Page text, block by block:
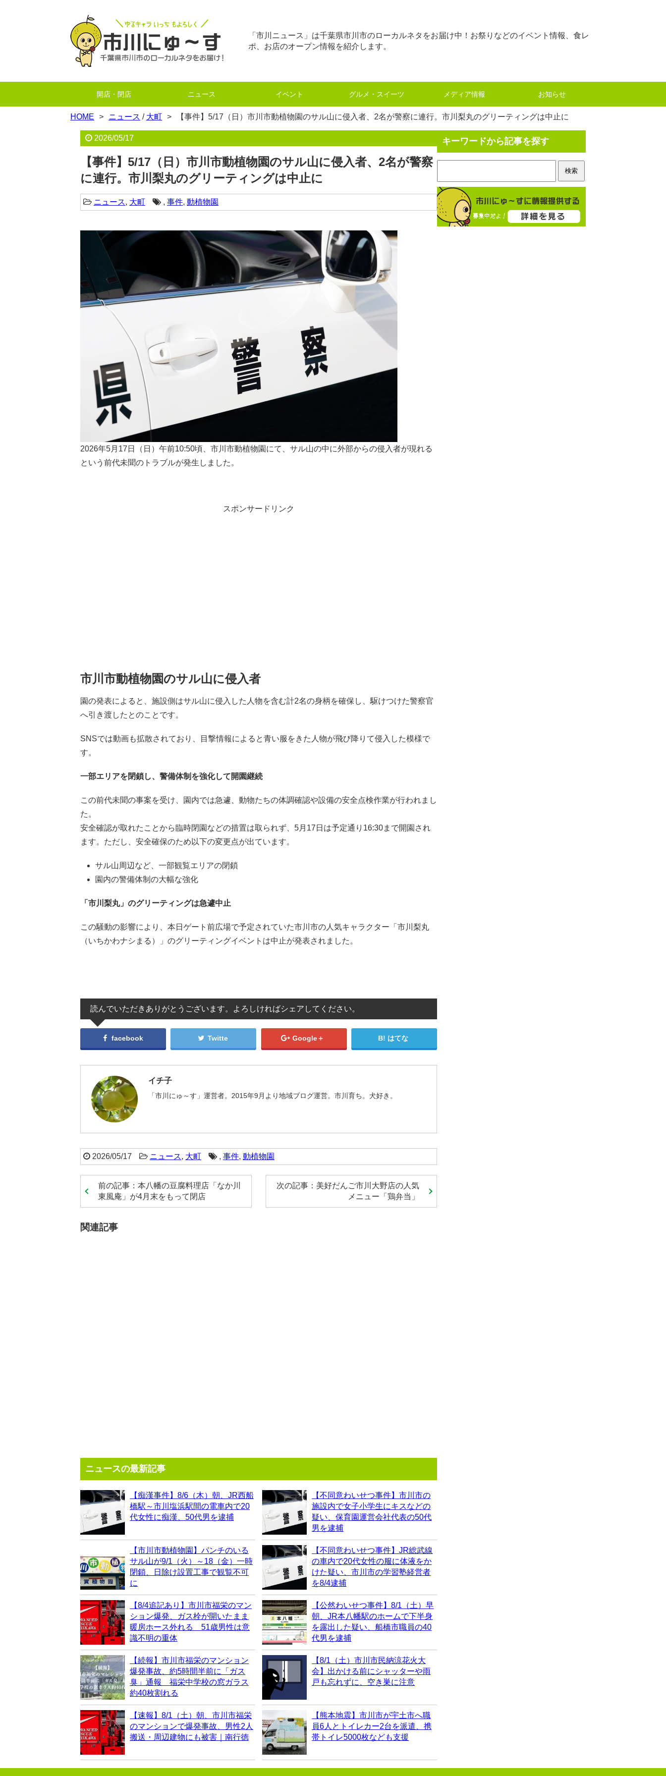
「市川ニュース」は千葉県市川市のローカルネタをお届け中！お祭りなどのイベント情報、食レ
ポ、お店のオープン情報を紹介します。
開店・閉店 ニュース イベント グルメ・スイーツ メディア情報 お知らせ
HOME ニュース / 大町 【事件】5/17（日）市川市動植物園のサル山に侵入者、2名が警察に連行。市川梨丸のグリーティングは中止に
2026/05/17
【事件】5/17（日）市川市動植物園のサル山に侵入者、2名が警察
に連行。市川梨丸のグリーティングは中止に
ニュース, 大町 , 事件, 動植物園
2026年5月17日（日）午前10:50頃、市川市動植物園にて、サル山の中に外部からの侵入者が現れる
という前代未聞のトラブルが発生しました。
スポンサードリンク
市川市動植物園のサル山に侵入者
園の発表によると、施設側はサル山に侵入した人物を含む計2名の身柄を確保し、駆けつけた警察官
へ引き渡したとのことです。
SNSでは動画も拡散されており、目撃情報によると青い服をきた人物が飛び降りて侵入した模様で
す。
一部エリアを閉鎖し、警備体制を強化して開園継続
この前代未聞の事案を受け、園内では急遽、動物たちの体調確認や設備の安全点検作業が行われまし
た。
安全確認が取れたことから臨時閉園などの措置は取られず、5月17日は予定通り16:30まで開園され
ます。ただし、安全確保のため以下の変更点が出ています。
サル山周辺など、一部観覧エリアの閉鎖
園内の警備体制の大幅な強化
「市川梨丸」のグリーティングは急遽中止
この騒動の影響により、本日ゲート前広場で予定されていた市川市の人気キャラクター「市川梨丸
（いちかわナシまる）」のグリーティングイベントは中止が発表されました。
読んでいただきありがとうございます。よろしければシェアしてください。
facebook Twitte Google＋ はてな
イチ子
「市川にゅ～す」運営者。2015年9月より地域ブログ運営。市川育ち。犬好き。
2026/05/17 ニュース, 大町 , 事件, 動植物園
前の記事：本八幡の豆腐料理店「なか川
東風庵」が4月末をもって閉店
次の記事：美好だんご市川大野店の人気
メニュー「鶏弁当」
関連記事
ニュースの最新記事
【痴漢事件】8/6（木）朝、JR西船
橋駅～市川塩浜駅間の電車内で20
代女性に痴漢、50代男を逮捕
【不同意わいせつ事件】市川市の
施設内で女子小学生にキスなどの
疑い、保育園運営会社代表の50代
男を逮捕
【市川市動植物園】パンチのいる
サル山が9/1（火）～18（金）一時
閉鎖、日除け設置工事で観覧不可
に
【不同意わいせつ事件】JR総武線
の車内で20代女性の服に体液をか
けた疑い、市川市の学習塾経営者
を8/4逮捕
【8/4追記あり】市川市福栄のマン
ション爆発、ガス栓が開いたまま
暖房ホース外れる 51歳男性は意
識不明の重体
【公然わいせつ事件】8/1（土）早
朝、JR本八幡駅のホームで下半身
を露出した疑い、船橋市職員の40
代男を逮捕
【続報】市川市福栄のマンション
爆発事故、約5時間半前に「ガス
臭」通報 福栄中学校の窓ガラス
約40枚割れる
【8/1（土）市川市民納涼花火大
会】出かける前にシャッターや雨
戸も忘れずに、空き巣に注意
【速報】8/1（土）朝、市川市福栄
のマンションで爆発事故、男性2人
搬送・周辺建物にも被害｜南行徳
【熊本地震】市川市が宇土市へ職
員6人とトイレカー2台を派遣、携
帯トイレ5000枚なども支援
キーワードから記事を探す